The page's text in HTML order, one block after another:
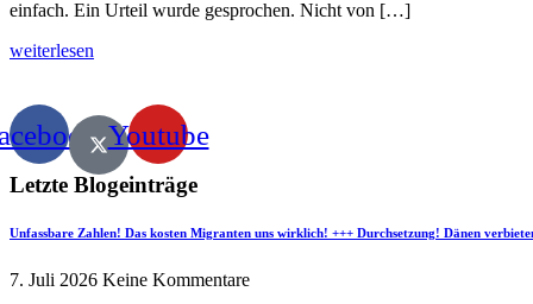
einfach. Ein Urteil wurde gesprochen. Nicht von […]
weiterlesen
Youtube
Letzte Blogeinträge
Unfassbare Zahlen! Das kosten Migranten uns wirklich! +++ Durchsetzung! Dänen
7. Juli 2026 Keine Kommentare